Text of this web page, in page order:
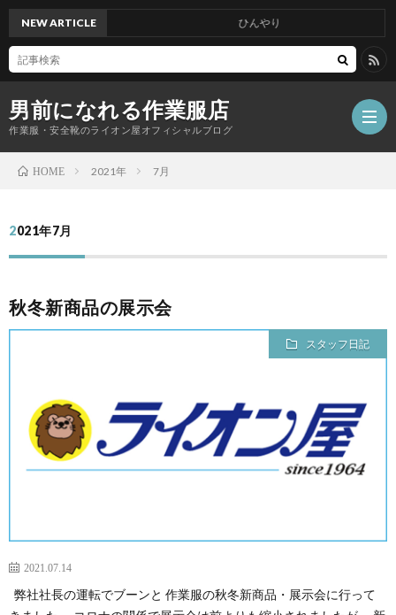
男前になれる作業服店
作業服・安全靴のライオン屋オフィシャルブログ
NEW ARTICLE ひんやり
HOME 2021年 7月
2021年7月
秋冬新商品の展示会
スタッフ日記
2021.07.14
弊社社長の運転でブーンと 作業服の秋冬新商品・展示会に行って